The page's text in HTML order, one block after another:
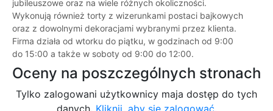
jubileuszowe oraz na wiele różnych okoliczności.
Wykonują również torty z wizerunkami postaci bajkowych
oraz z dowolnymi dekoracjami wybranymi przez klienta.
Firma działa od wtorku do piątku, w godzinach od 9:00
do 15:00 a także w soboty od 9:00 do 12:00.
Oceny na poszczególnych stronach
Tylko zalogowani użytkownicy maja dostęp do tych